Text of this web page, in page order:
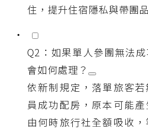
住，提升住宿隱私與帶團
Q2：如果單人參團無法
會如何處理？
依新制規定，落單旅客
員成功配房，原本可能
由何時旅行社全額吸收